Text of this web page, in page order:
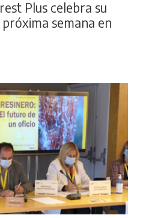
Plus celebra su
semana en